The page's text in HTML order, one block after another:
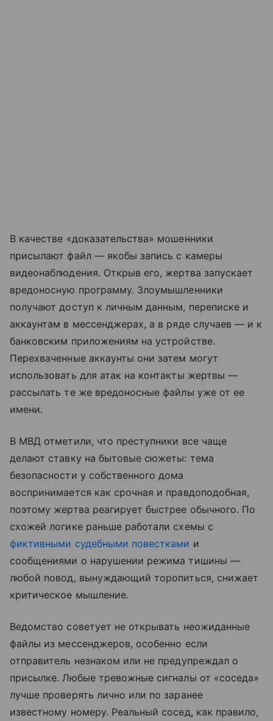
В качестве «доказательства» мошенники
присылают файл — якобы запись с камеры
видеонаблюдения. Открыв его, жертва запускает
вредоносную программу. Злоумышленники
получают доступ к личным данным, переписке и
аккаунтам в мессенджерах, а в ряде случаев — и к
банковским приложениям на устройстве.
Перехваченные аккаунты они затем могут
использовать для атак на контакты жертвы —
рассылать те же вредоносные файлы уже от ее
имени.
В МВД отметили, что преступники все чаще
делают ставку на бытовые сюжеты: тема
безопасности у собственного дома
воспринимается как срочная и правдоподобная,
поэтому жертва реагирует быстрее обычного. По
схожей логике раньше работали схемы с
фиктивными судебными повестками и
сообщениями о нарушении режима тишины —
любой повод, вынуждающий торопиться, снижает
критическое мышление.
Ведомство советует не открывать неожиданные
файлы из мессенджеров, особенно если
отправитель незнаком или не предупреждал о
присылке. Любые тревожные сигналы от «соседа»
лучше проверять лично или по заранее
известному номеру. Реальный сосед, как правило,